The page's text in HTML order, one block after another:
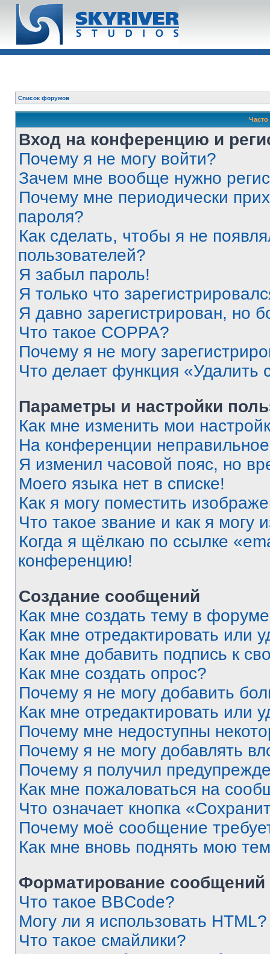
Список форумов
Вход на конференцию и
Почему я не могу войти?
Зачем мне вообще нужно
Почему мне периодически
пароля?
Как сделать, чтобы я не
пользователей?
Я забыл пароль!
Я только что
Я давно зарегистрирован, но
Что такое COPPA?
Почему я не могу
Что делает функция «Удалить
Параметры и настройки
Как мне изменить мои
На конференции
Я изменил часовой пояс, но
Моего языка нет в списке!
Как я могу поместить
Что такое звание и как я могу
Когда я щёлкаю по ссылке
конференцию!
Создание сообщений
Как мне создать тему в
Как мне отредактировать или
Как мне добавить подпись к
Как мне создать опрос?
Почему я не могу добавить
Как мне отредактировать или
Почему мне недоступны
Почему я не могу добавлять
Почему я получил
Как мне пожаловаться на
Что означает кнопка
Почему моё сообщение
Как мне вновь поднять мою
Форматирование
Что такое BBCode?
Могу ли я использовать HTML?
Что такое смайлики?